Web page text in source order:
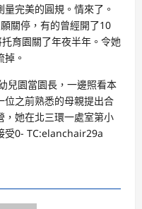
完美的圓規。情來了。
關停，有的曾經開了10
育園關了年夜半年。令她
。
兒園當園長，一邊照看本
位之前熟悉的母親提出合
，她在北三環一處室第小
受0- TC:elanchair29a